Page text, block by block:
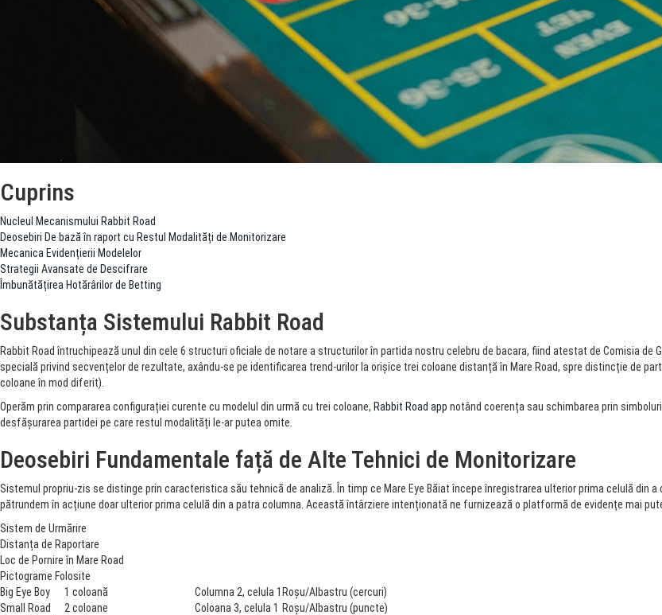
Cuprins
Nucleul Mecanismului Rabbit Road
Deosebiri De bază în raport cu Restul Modalități de Monitorizare
Mecanica Evidențierii Modelelor
Strategii Avansate de Descifrare
Îmbunătățirea Hotărârilor de Betting
Substanța Sistemului Rabbit Road
Rabbit Road întruchipează unul din cele 6 structuri oficiale de notare a structurilor în partida nostru celebru de bacara, fiind atestat de Comisia
specială privind secvențelor de rezultate, axându-se pe identificarea trend-urilor la orișice trei coloane distanță în Mare Road, spre distincție de
coloane în mod diferit).
Operăm prin compararea configurației curente cu modelul din urmă cu trei coloane, Rabbit Road app notând coerența sau schimbarea prin
desfășurarea partidei pe care restul modalități le-ar putea omite.
Deosebiri Fundamentale față de Alte Tehnici de Monitorizare
Sistemul propriu-zis se distinge prin caracteristica său tehnică de analiză. În timp ce Mare Eye Băiat începe înregistrarea ulterior prima celulă din a
pătrundem în acțiune doar ulterior prima celulă din a patra columna. Această întârziere intenționată ne furnizează o platformă de evidențe mai
Sistem de Urmărire
Distanța de Raportare
Loc de Pornire în Mare Road
Pictograme Folosite
Big Eye Boy
1 coloană Columna 2, celula 1 Roșu/Albastru (cercuri)
Small Road
2 coloane Coloana 3, celula 1 Roșu/Albastru (puncte)